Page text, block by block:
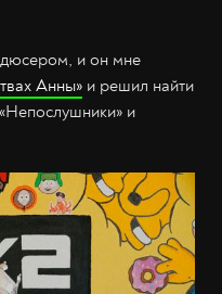
и он мне
Анны» и решил найти
и